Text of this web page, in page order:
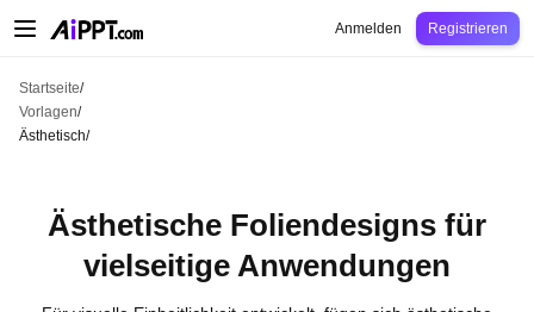
BildungLehrkraft
Anmelden Registrieren
Startseite/
Vorlagen/
Ästhetisch/
Ästhetische Foliendesigns für
vielseitige Anwendungen